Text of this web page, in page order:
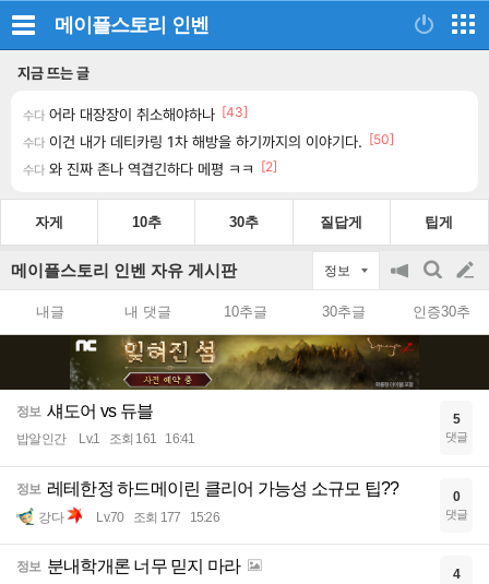
메이플스토리 인벤
지금 뜨는 글
수다 어라 대장장이 취소해야하나 [43]
수다 이건 내가 데티카링 1차 해방을 하기까지의 이야기다. [50]
수다 와 진짜 존나 역겹긴하다 메평 ㅋㅋ [2]
자게 10추 30추 질답게 팁게
메이플스토리 인벤 자유 게시판 정보
공
on/off
검
색
글
쓰
내글 내 댓글 10추글 30추글 인증30추
정보 섀도어 vs 듀블
밥알인간 Lv.1 조회 161 16:41
5
댓글
정보 레테한정 하드메이린 클리어 가능성 소규모 팁??
강다 Lv.70 조회 177 15:26
0
댓글
정보 분내학개론 너무 믿지 마라 4